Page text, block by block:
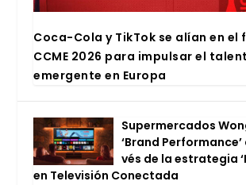
Coca-Cola y Tik­Tok se alían en el
CCME 2026 para impul­sar el
emer­gen­te en Euro­pa
Super­mer­ca­dos
‘Brand
vés de la estra­te­gia
en Tele­vi­sión Conec­ta­da